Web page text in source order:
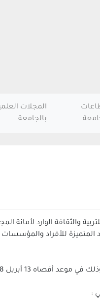
المجلات
بالجامعة
والثقافة الوارد
المستدامة 2018 والتي تهدف الى مكافأة الجهود